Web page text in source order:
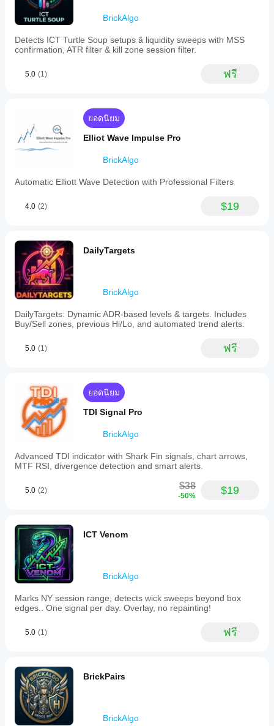
BrickAlgo
Detects ICT Turtle Soup setups â liquidity sweeps with MSS
confirmation, ATR filter & kill zone session filter.
5.0 (1) ฟรี
ยอดนิยม
Elliot Wave Impulse Pro
BrickAlgo
Automatic Elliott Wave Detection with Professional Filters
4.0 (2) $19
DailyTargets
BrickAlgo
DailyTargets: Dynamic ADR-based levels & targets. Includes
Buy/Sell zones, previous Hi/Lo, and automated trend alerts.
5.0 (1) ฟรี
ยอดนิยม
TDI Signal Pro
BrickAlgo
Advanced TDI indicator with Shark Fin signals, chart arrows,
MTF RSI, divergence detection and smart alerts.
5.0 (2) $38
-50% $19
ICT Venom
BrickAlgo
Marks NY session range, detects wick sweeps beyond box
edges.. One signal per day. Overlay, no repainting!
5.0 (1) ฟรี
BrickPairs
BrickAlgo